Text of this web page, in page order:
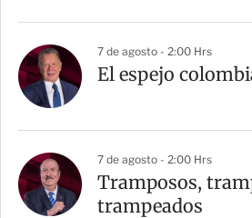
7 de agosto - 2:00 Hrs
El espejo
7 de agosto - 2:00 Hrs
Tramposos,
trampeados